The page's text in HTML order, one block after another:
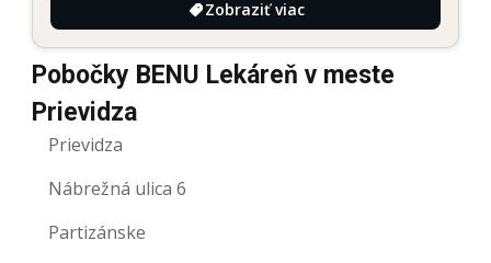
Zobraziť viac
Pobočky BENU Lekáreň v meste
Prievidza
Prievidza
Nábrežná ulica 6
Partizánske